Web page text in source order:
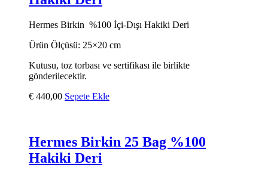
Hermes Birkin %100 İçi-Dışı Hakiki Deri
Ürün Ölçüsü: 25×20 cm
Kutusu, toz torbası ve sertifikası ile birlikte
gönderilecektir.
€ 440,00 Sepete Ekle
Hermes Birkin 25 Bag %100
Hakiki Deri